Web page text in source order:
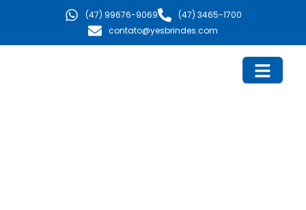
(47) 99676-9069
(47) 3465-1700
contato@yesbrindes.com